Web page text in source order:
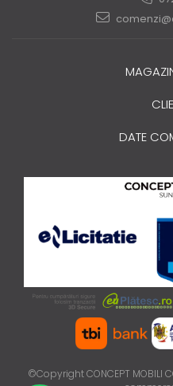
DATE
©Copyright CONCEPT MOBILI